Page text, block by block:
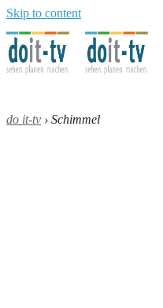
Skip to content
do it-tv › Schimmel